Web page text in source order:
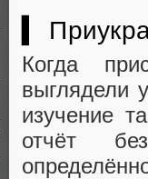
▍
Когда
выглядели
изучение
отчёт